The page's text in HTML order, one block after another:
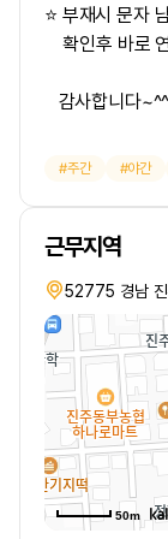
⭐ 부재시 문자
확인후 바로
감사합니다~^^
주간 야간
근무지역
52775 경남 진
50m